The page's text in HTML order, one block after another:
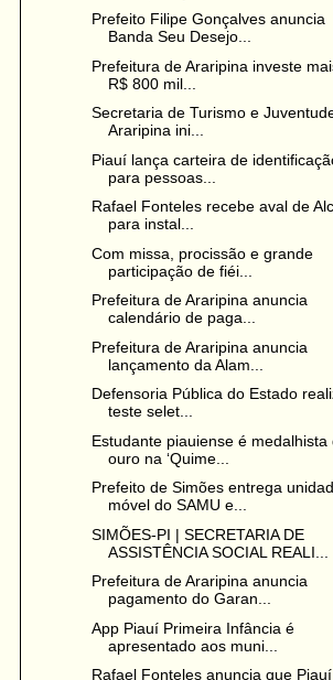
Prefeito Filipe Gonçalves anuncia
Banda Seu Desejo...
Prefeitura de Araripina investe
R$ 800 mil...
Secretaria de Turismo e
Araripina ini...
Piauí lança carteira de
para pessoas...
Rafael Fonteles recebe aval de
para instal...
Com missa, procissão e grande
participação de fiéi...
Prefeitura de Araripina anuncia
calendário de paga...
Prefeitura de Araripina anuncia
lançamento da Alam...
Defensoria Pública do Estado
teste selet...
Estudante piauiense é medalhista
ouro na ‘Quime...
Prefeito de Simões entrega
móvel do SAMU e...
SIMÕES-PI | SECRETARIA DE
ASSISTÊNCIA SOCIAL REALI...
Prefeitura de Araripina anuncia
pagamento do Garan...
App Piauí Primeira Infância é
apresentado aos muni...
Rafael Fonteles anuncia que